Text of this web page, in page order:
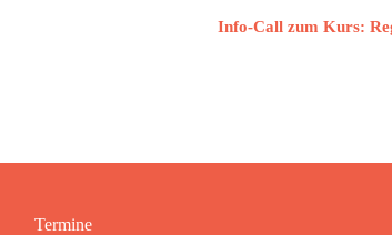
Info-Call zum Kurs:
Termine